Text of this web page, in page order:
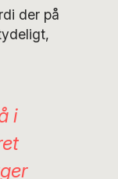
der på
i